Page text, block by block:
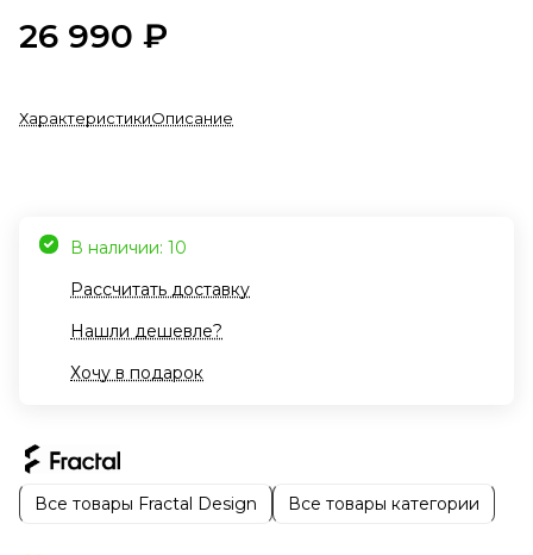
26 990 ₽
ХарактеристикиОписание
В наличии: 10
Рассчитать доставку
Нашли дешевле?
Хочу в подарок
Все товары Fractal Design Все товары категории